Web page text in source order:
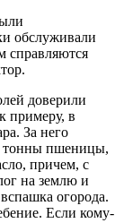
обслуживали
справляются
доверили
примеру, в
За него
тонны пшеницы,
причем, с
на землю и
огорода.
Если ­кому-